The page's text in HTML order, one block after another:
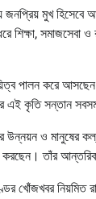
মুখ হিসেবে
শিক্ষা,
পালন করে
এই কৃতি সন্তান
উন্নয়ন ও
তাঁর
খোঁজখবর